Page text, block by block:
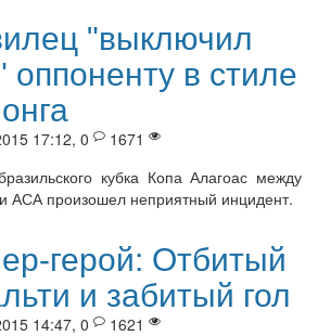
"выключил
оппоненту в стиле
17:12, 0
1671
кубка Копа Алагоас между
АСА произошел неприятный инцидент.
герой: Отбитый
и забитый гол
14:47, 0
1621